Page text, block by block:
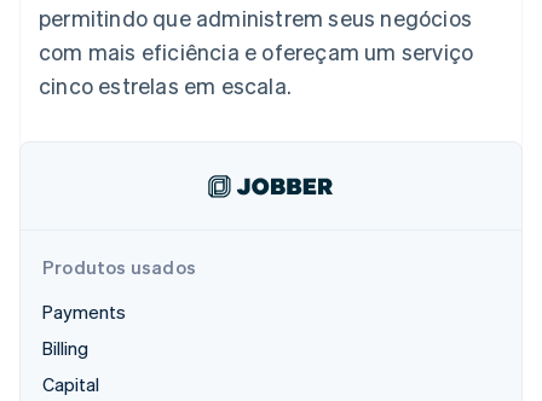
Ecossistema
permitindo que administrem seus negócios
com mais eficiência e ofereçam um serviço
cinco estrelas em escala.
Produtos usados
Payments
Billing
Capital